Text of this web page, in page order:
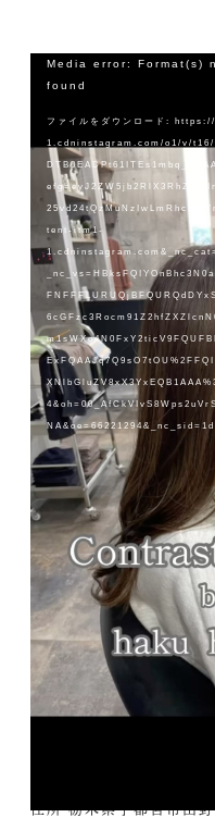
ー
Media error: Format(s)
found
ファイルをダウンロード:
1.cdninstagram.com/o1/v/t16/
tent-itm1-
宇都宮で最高級 ハイラ
お任せ下さい。
栃木県で1番ブリーチ、
お客様の約90%の方が
カラーメーカー講師
美容師さん向けのセミ
本物の技術を体験した
@iso0613
@iso0613
@iso0613 ︎DM️下さい
住所 栃木県宇都宮市田